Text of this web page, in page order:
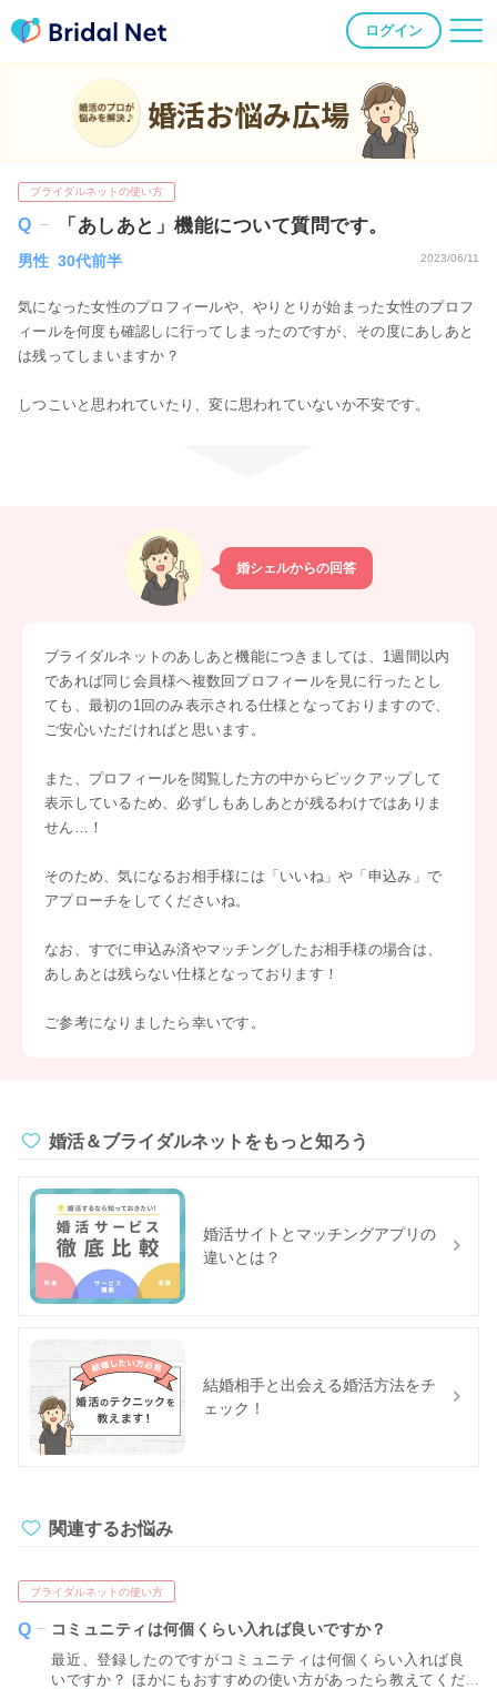
ログイン
婚活お悩み広場
ブライダルネットの使い方
「あしあと」機能について質問です。
男性 30代前半 2023/06/11
気になった女性のプロフィールや、やりとりが始まった女性のプロフ
ィールを何度も確認しに行ってしまったのですが、その度にあしあと
は残ってしまいますか？
しつこいと思われていたり、変に思われていないか不安です。
婚シェルからの回答
ブライダルネットのあしあと機能につきましては、1週間以内
であれば同じ会員様へ複数回プロフィールを見に行ったとし
ても、最初の1回のみ表示される仕様となっておりますので、
ご安心いただければと思います。
また、プロフィールを閲覧した方の中からピックアップして
表示しているため、必ずしもあしあとが残るわけではありま
せん…！
そのため、気になるお相手様には「いいね」や「申込み」で
アプローチをしてくださいね。
なお、すでに申込み済やマッチングしたお相手様の場合は、
あしあとは残らない仕様となっております！
ご参考になりましたら幸いです。
婚活＆ブライダルネットをもっと知ろう
婚活サイトとマッチングアプリの
違いとは？
結婚相手と出会える婚活方法をチ
ェック！
関連するお悩み
ブライダルネットの使い方
コミュニティは何個くらい入れば良いですか？
最近、登録したのですがコミュニティは何個くらい入れば良
いですか？ ほかにもおすすめの使い方があったら教えてくだ